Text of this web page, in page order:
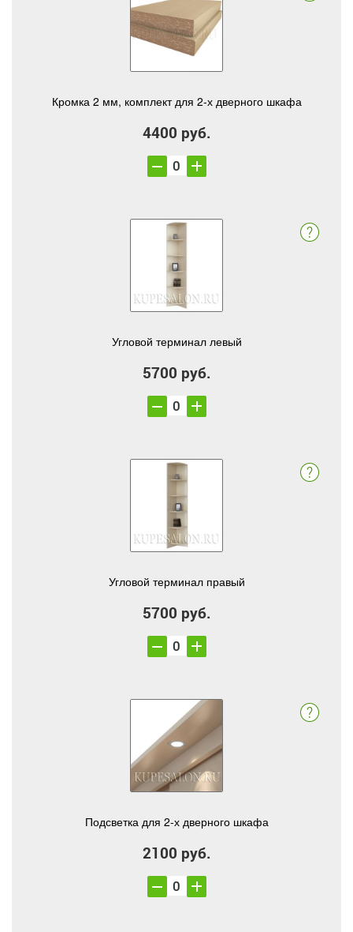
Кромка 2 мм, комплект для 2-х дверного шкафа
4400 руб.
Угловой терминал левый
5700 руб.
Угловой терминал правый
5700 руб.
Подсветка для 2-х дверного шкафа
2100 руб.